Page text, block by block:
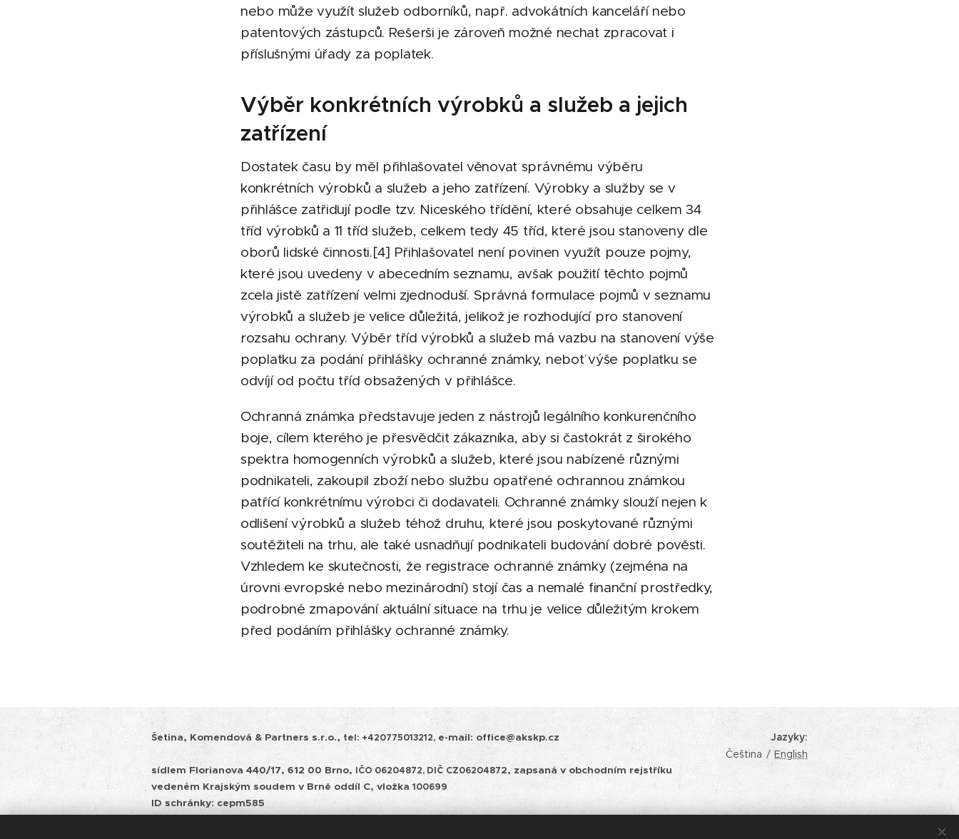
nebo může využít služeb odborníků, např. advokátních kanceláří nebo
patentových zástupců. Rešerši je zároveň možné nechat zpracovat i
příslušnými úřady za poplatek.
Výběr konkrétních výrobků a služeb a jejich
zatřízení
Dostatek času by měl přihlašovatel věnovat správnému výběru
konkrétních výrobků a služeb a jeho zatřízení. Výrobky a služby se v
přihlášce zatřiďují podle tzv. Niceského třídění, které obsahuje celkem 34
tříd výrobků a 11 tříd služeb, celkem tedy 45 tříd, které jsou stanoveny dle
oborů lidské činnosti.[4] Přihlašovatel není povinen využít pouze pojmy,
které jsou uvedeny v abecedním seznamu, avšak použití těchto pojmů
zcela jistě zatřízení velmi zjednoduší. Správná formulace pojmů v seznamu
výrobků a služeb je velice důležitá, jelikož je rozhodující pro stanovení
rozsahu ochrany. Výběr tříd výrobků a služeb má vazbu na stanovení výše
poplatku za podání přihlášky ochranné známky, neboť výše poplatku se
odvíjí od počtu tříd obsažených v přihlášce.
Ochranná známka představuje jeden z nástrojů legálního konkurenčního
boje, cílem kterého je přesvědčit zákazníka, aby si častokrát z širokého
spektra homogenních výrobků a služeb, které jsou nabízené různými
podnikateli, zakoupil zboží nebo službu opatřené ochrannou známkou
patřící konkrétnímu výrobci či dodavateli. Ochranné známky slouží nejen k
odlišení výrobků a služeb téhož druhu, které jsou poskytované různými
soutěžiteli na trhu, ale také usnadňují podnikateli budování dobré pověsti.
Vzhledem ke skutečnosti, že registrace ochranné známky (zejména na
úrovni evropské nebo mezinárodní) stojí čas a nemalé finanční prostředky,
podrobné zmapování aktuální situace na trhu je velice důležitým krokem
před podáním přihlášky ochranné známky.
Šetina, Komendová & Partners s.r.o., tel: +420775013212, e-mail: office@akskp.cz
sídlem Florianova 440/17, 612 00 Brno, IČO 06204872, DIČ CZ06204872, zapsaná v obchodním rejstříku
vedeném Krajským soudem v Brně oddíl C, vložka 100699
ID schránky: cepm585
Jazyky
Čeština
English